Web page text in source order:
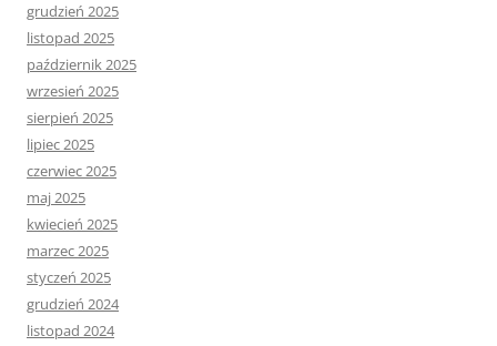
grudzień 2025
listopad 2025
październik 2025
wrzesień 2025
sierpień 2025
lipiec 2025
czerwiec 2025
maj 2025
kwiecień 2025
marzec 2025
styczeń 2025
grudzień 2024
listopad 2024